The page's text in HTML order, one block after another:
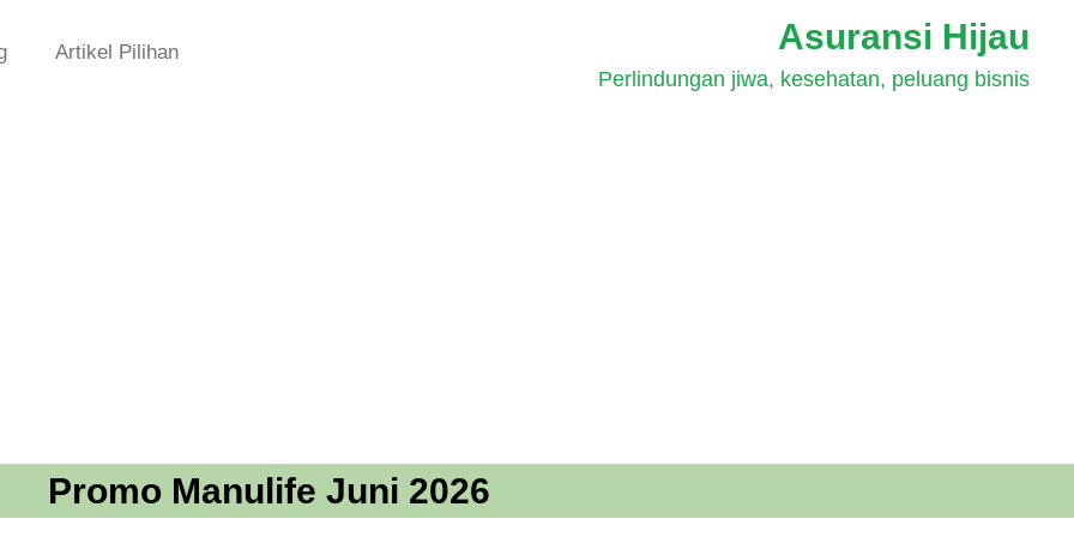
Asuransi Hijau
Perlindungan jiwa, kesehatan, peluang bisnis
Artikel Pilihan
Promo Manulife Juni 2026